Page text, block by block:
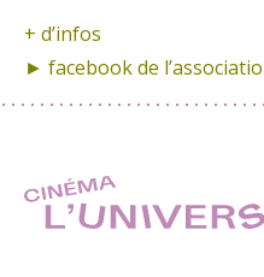
+ d’infos
► facebook de